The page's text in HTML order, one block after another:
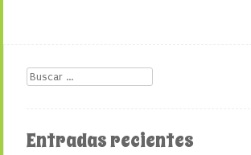
Buscar
Entradas recientes